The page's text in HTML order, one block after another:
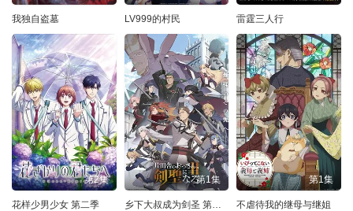
我独自盗墓 LV999的村民 雷霆三人行
第2集
花样少男少女 第二季
第1集
乡下大叔成为剑圣 第二季
第1集
不虐待我的继母与继姐